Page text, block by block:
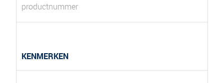
productnummer
KENMERKEN